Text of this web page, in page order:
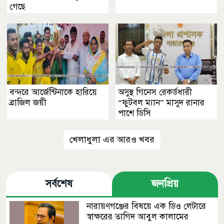
গেছে
বন্দরে আর্জেন্টিনাকে হারিয়ে
ব্রাজিল জয়ী
অসুস্থ গিনেস রেকর্ডধারী
“ফুটবল ম্যান” মাসুদ রানার
পাশে ডিসি
খেলাধুলা এর আরও খবর
সর্বশেষ জনপ্রিয়
নারায়ণগঞ্জের বিষয়ে এক ডিও লেটারে
স্বাক্ষরের তাগিদ আবুল কালামের